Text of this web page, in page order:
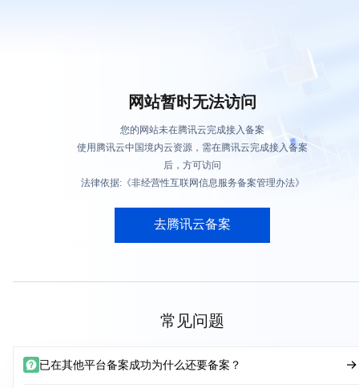
网站暂时无法访问
您的网站未在腾讯云完成接入备案
使用腾讯云中国境内云资源，需在腾讯云完成接入备案
后，方可访问
法律依据:《非经营性互联网信息服务备案管理办法》
去腾讯云备案
常见问题
已在其他平台备案成功为什么还要备案？